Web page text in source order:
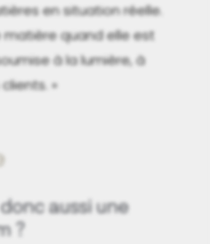
en situation réelle.
matière quand elle est
à la lumière, à
»
aussi une
?